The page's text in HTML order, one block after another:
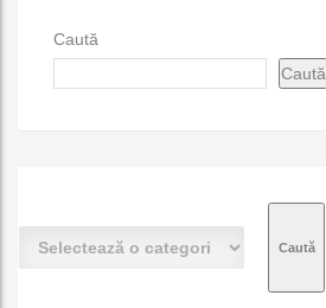
Caută
Caută
e